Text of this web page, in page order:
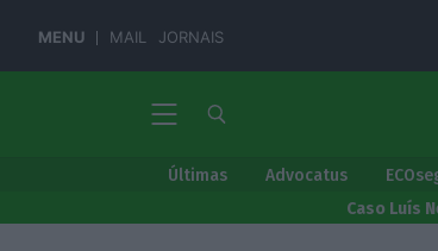
MENU MAIL JORNAIS
Últimas Advocatus
Caso Luís